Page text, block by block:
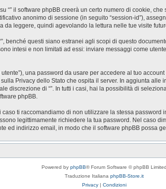
“” il software phpBB creerà un certo numero di cookie,
anonimo di sessione (in seguito “session-id”),
da leggere, quindi agevolando la lettura nelle tue visite
benché questi siano estranei agli scopi di questo
intesi e non limitati ad essi: inviare messaggi come
una password da usare per accedere al tuo
Privacy dello Stato che ospita il server. In aggiunta
discrezione di “”. In tutti i casi, hai la possibilità di
phpBB.
ti raccomandiamo di non utilizzare la stessa
legittimamente richiedere la tua password. Nel caso
ed indirizzo email, in modo che il software phpBB possa
Powered by phpBB® Forum Software © phpBB Limited
Traduzione Italiana phpBB-Store.it
Privacy | Condizioni